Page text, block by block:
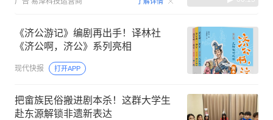
《济公游记》编剧再出手！译林社
《济公啊，济公》系列亮相
现代快报 打开APP
把畲族民俗搬进剧本杀！这群大学生
赴东源解锁非遗新表达